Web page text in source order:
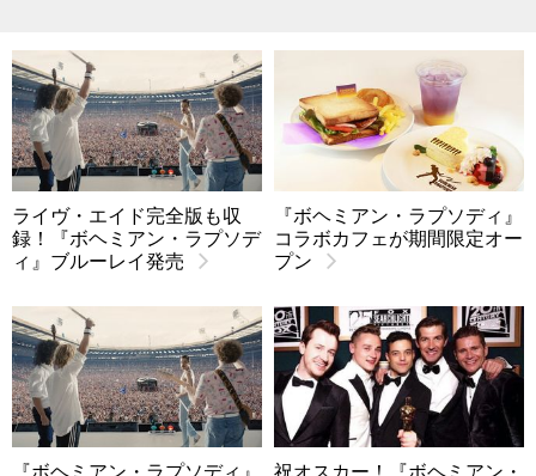
ライヴ・エイド完全版も収
録！『ボヘミアン・ラプソデ
ィ』ブルーレイ発売
『ボヘミアン・ラプソディ』
コラボカフェが期間限定オー
プン
『ボヘミアン・ラプソディ』
祝オスカー！『ボヘミアン・